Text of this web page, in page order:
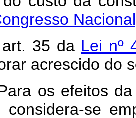
35 da Lei nº
acrescido do
os efeitos
considera-se